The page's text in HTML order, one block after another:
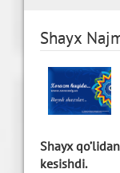
Shayx
Shayx
kesishdi.